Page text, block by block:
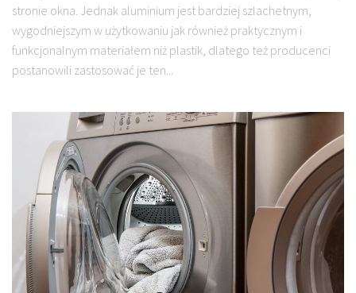
stronie okna. Jednak aluminium jest bardziej szlachetnym,
wygodniejszym w użytkowaniu jak również praktycznym i
funkcjonalnym materiałem niż plastik, dlatego też producenci
postanowili zastosować je ten...